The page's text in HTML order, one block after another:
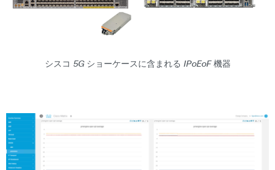
シスコ 5G ショーケースに含まれる IPoEoF 機器